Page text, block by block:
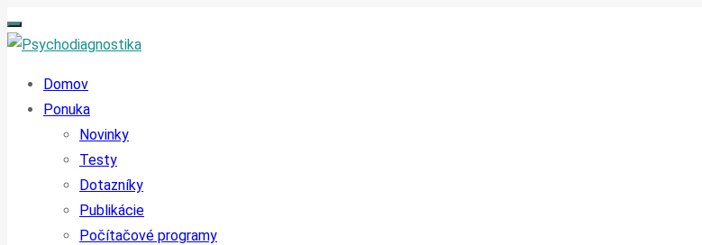
Domov
Ponuka
Novinky
Testy
Dotazníky
Publikácie
Počítačové programy